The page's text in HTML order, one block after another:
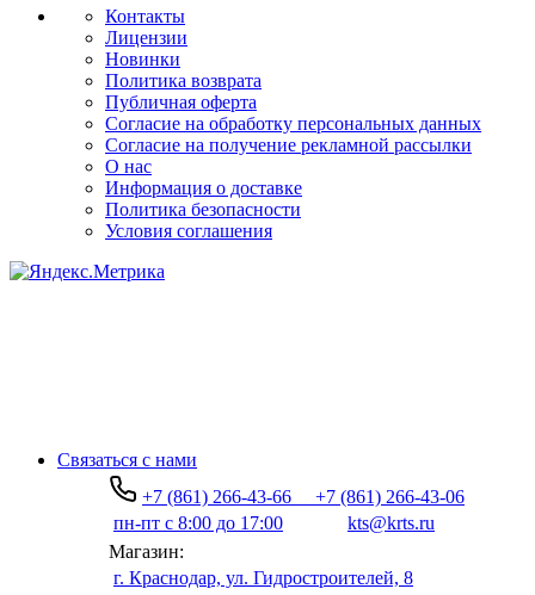
Контакты
Лицензии
Новинки
Политика возврата
Публичная оферта
Согласие на обработку персональных данных
Согласие на получение рекламной рассылки
О нас
Информация о доставке
Политика безопасности
Условия соглашения
Связаться с нами
+7 (861) 266-43-66
+7 (861) 266-43-06
пн-пт с 8:00 до 17:00
kts@krts.ru
Магазин:
г. Краснодар, ул. Гидростроителей, 8